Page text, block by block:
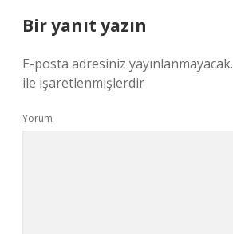
Bir yanıt yazın
E-posta adresiniz yayınlanmayacak.
ile işaretlenmişlerdir
Yorum